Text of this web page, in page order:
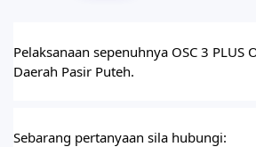
Pelaksanaan sepenuhnya OSC 3 PLUS
Daerah Pasir Puteh.
Sebarang pertanyaan sila hubungi: